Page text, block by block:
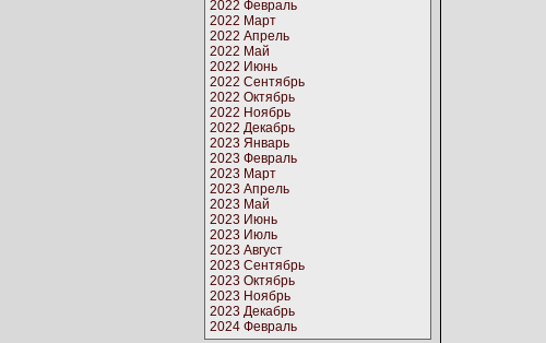
2022 Февраль
2022 Март
2022 Апрель
2022 Май
2022 Июнь
2022 Сентябрь
2022 Октябрь
2022 Ноябрь
2022 Декабрь
2023 Январь
2023 Февраль
2023 Март
2023 Апрель
2023 Май
2023 Июнь
2023 Июль
2023 Август
2023 Сентябрь
2023 Октябрь
2023 Ноябрь
2023 Декабрь
2024 Февраль